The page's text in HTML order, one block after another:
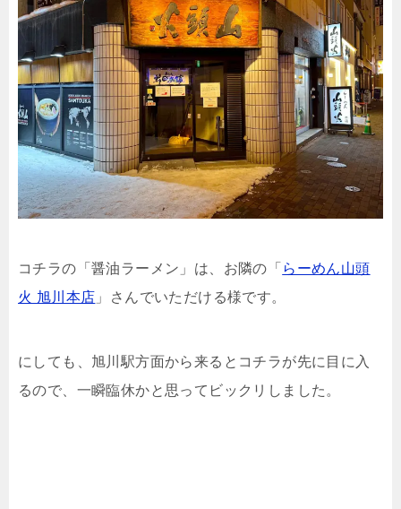
コチラの「醤油ラーメン」は、お隣の「 らーめん山頭
火 旭川本店 」さんでいただける様です。
にしても、旭川駅方面から来るとコチラが先に目に入
るので、一瞬臨休かと思ってビックリしました。